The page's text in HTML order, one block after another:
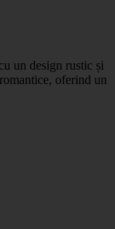
un design rustic și
oferind un